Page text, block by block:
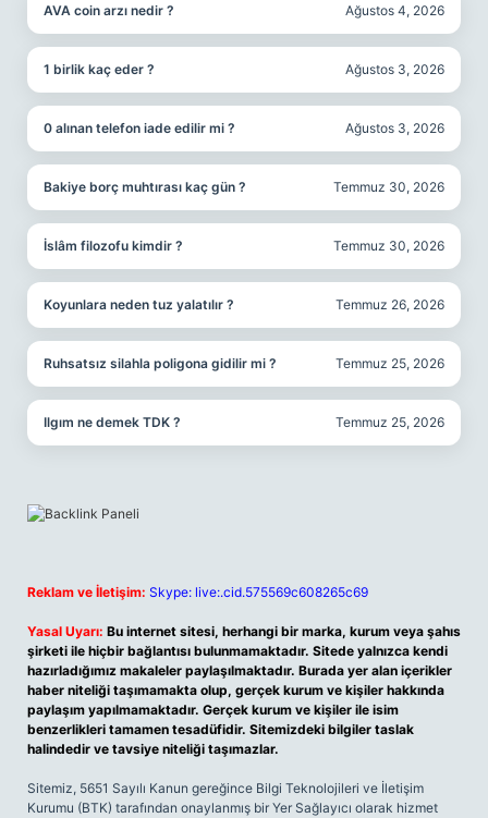
AVA coin arzı nedir ? Ağustos 4, 2026
1 birlik kaç eder ? Ağustos 3, 2026
0 alınan telefon iade edilir mi ? Ağustos 3, 2026
Bakiye borç muhtırası kaç gün ? Temmuz 30, 2026
İslâm filozofu kimdir ? Temmuz 30, 2026
Koyunlara neden tuz yalatılır ? Temmuz 26, 2026
Ruhsatsız silahla poligona gidilir mi ? Temmuz 25, 2026
Ilgım ne demek TDK ? Temmuz 25, 2026
Reklam ve İletişim: Skype: live:.cid.575569c608265c69
Yasal Uyarı: Bu internet sitesi, herhangi bir marka, kurum veya şahıs
şirketi ile hiçbir bağlantısı bulunmamaktadır. Sitede yalnızca kendi
hazırladığımız makaleler paylaşılmaktadır. Burada yer alan içerikler
haber niteliği taşımamakta olup, gerçek kurum ve kişiler hakkında
paylaşım yapılmamaktadır. Gerçek kurum ve kişiler ile isim
benzerlikleri tamamen tesadüfidir. Sitemizdeki bilgiler taslak
halindedir ve tavsiye niteliği taşımazlar.
Sitemiz, 5651 Sayılı Kanun gereğince Bilgi Teknolojileri ve İletişim
Kurumu (BTK) tarafından onaylanmış bir Yer Sağlayıcı olarak hizmet